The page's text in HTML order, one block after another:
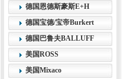
德国恩德斯豪斯E+H
德国宝德/宝帝Burkert
德国巴鲁夫BALLUFF
美国ROSS
美国Mixaco